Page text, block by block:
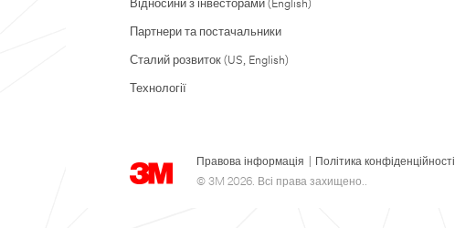
Відносини з інвесторами (English)
Партнери та постачальники
Сталий розвиток (US, English)
Технології
Правова інформація Політика конфіденційності
© 3M 2026. Всі права захищено..